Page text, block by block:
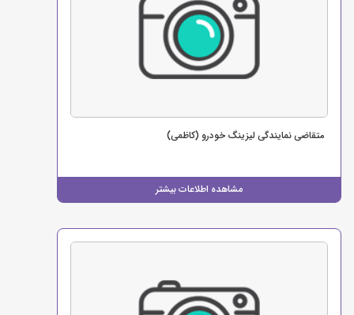
مشاهده اطلاعات بیشتر
متقاضی نمایندگی لیزینگ خودرو (کاظمی)